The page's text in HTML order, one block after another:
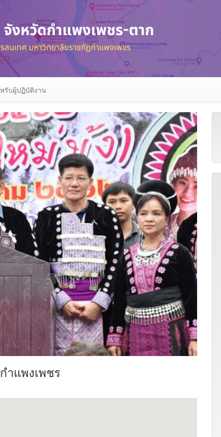
รับผู้ปฏิบัติงาน
ำแพงเพชร